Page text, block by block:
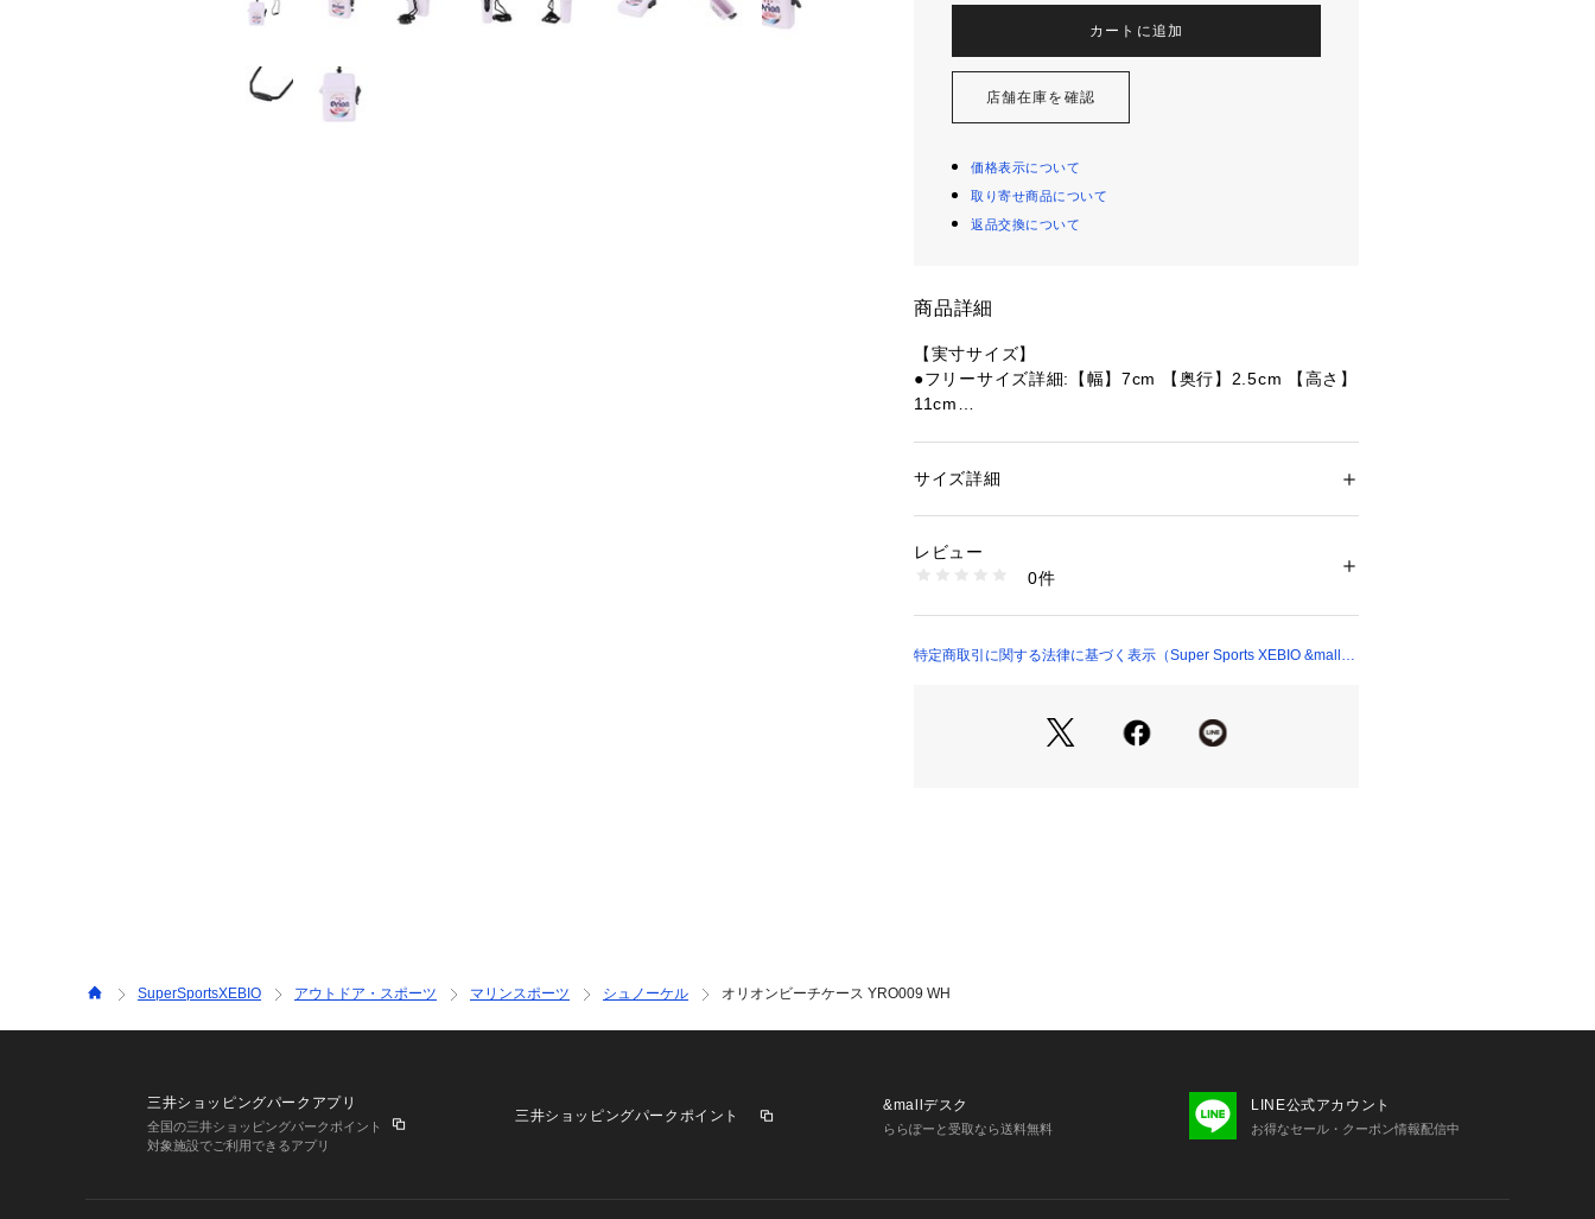
カートに追加
店舗在庫を確認
価格表示について
取り寄せ商品について
返品交換について
商品詳細
【実寸サイズ】
●フリーサイズ詳細:【幅】7cm 【奥行】2.5cm 【高さ】
11cm
【商品の購入にあたっての注意事項】
※一部商品において弊社カラー表記がメーカーカラー表
記と異なる場合があります。
※掲載の価格・製品のパッケージ・デザイン・仕様につ
ンビール ORIONBEER サカイ SAKAI ヴィクトリア ビ
クトリア サーフ&スノー Victoria Surf&Snow 海&水泳用
性別：レディース
1540000479695
サイズ詳細
レビュー
0件
特定商取引に関する法律に基づく表示（Super Sports XEBIO &mall
SuperSportsXEBIO アウトドア・スポーツ マリンスポーツ シュノーケル オリオンビーチケース YRO009 WH
三井ショッピングパークアプリ
全国の三井ショッピングパークポイント
対象施設でご利用できるアプリ
三井ショッピングパークポイント
&mallデスク
ららぽーと受取なら送料無料
LINE公式アカウント
お得なセール・クーポン情報配信中